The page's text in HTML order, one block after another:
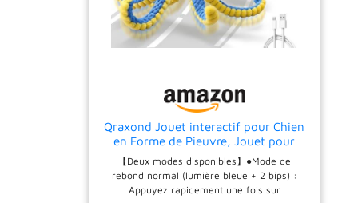
Qraxond Jouet interactif pour Chien
en Forme de Pieuvre, Jouet pour
Chien sautant Automatique Durable
pour Les Garder occupés, Jouet
couineur en Mouvement pour Chien,
Jouet pour Rechargeable par
【Deux modes disponibles】●Mode de
rebond normal (lumière bleue + 2 bips) :
Appuyez rapidement une fois sur